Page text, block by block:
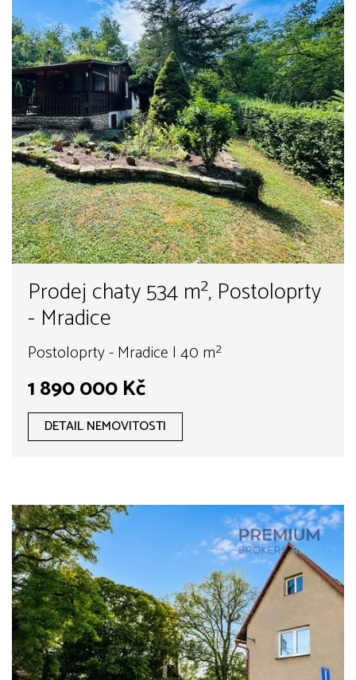
Prodej chaty 534 m², Postoloprty
- Mradice
Postoloprty - Mradice | 40 m²
1 890 000 Kč
DETAIL NEMOVITOSTI